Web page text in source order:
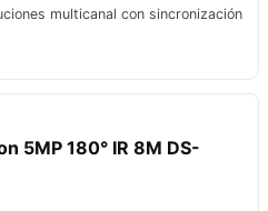
multicanal con sincronización
5MP 180° IR 8M DS-